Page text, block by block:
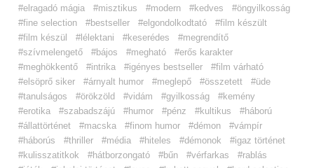
#elragadó mágia
#misztikus #modern #kedves
#öngyilkosság
#fine selection
#bestseller #elgondolkodtató
#film készült
#film készül
#lélektani #keserédes
#megrendítő
#szívmelengető
#bájos #megható
#erős karakter
#meghökkentő
#intrika #igényes bestseller
#film várható
#elsöprő siker
#árnyalt humor #meglepő #összetett
#üde
#tanulságos
#örökzöld #vidám #gyilkosság
#kemény
#erotika
#szabadszájú #humor #pénz #kultikus
#háború
#állattörténet
#macska #finom humor #démon
#vámpír
#háborús
#thriller #média #hiteles #démonok
#igaz történet
#kulisszatitkok
#hátborzongató #bűn #vérfarkas
#rablás